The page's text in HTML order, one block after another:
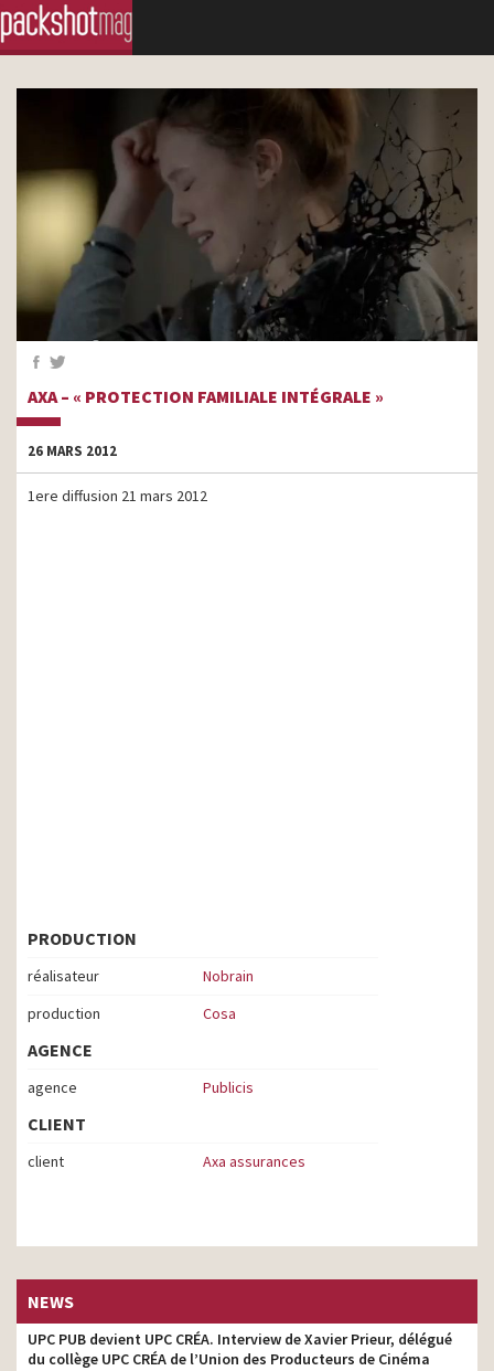
AXA – « PROTECTION FAMILIALE INTÉGRALE »
26 MARS 2012
1ere diffusion 21 mars 2012
PRODUCTION
réalisateur
Nobrain
production
Cosa
AGENCE
agence Publicis
CLIENT
client Axa assurances
NEWS
UPC PUB devient UPC CRÉA. Interview de Xavier Prieur, délégué
du collège UPC CRÉA de l’Union des Producteurs de Cinéma